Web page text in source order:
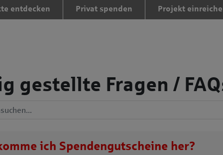
entdecken Privat spenden Projekt
gestellte Fragen /
durchsuchen
ich Spendengutscheine her?